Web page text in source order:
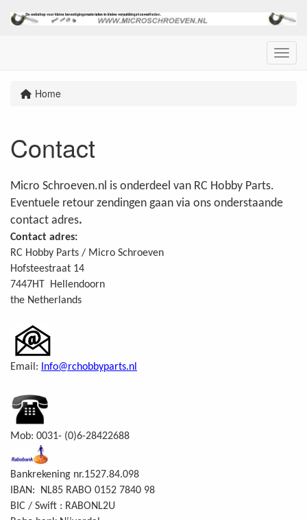
Menu
Home
Contact
Micro Schroeven.nl is onderdeel van RC Hobby Parts.
Eventuele retour zendingen gaan via ons onderstaande
contact adres.
Contact adres:
RC Hobby Parts / Micro Schroeven
Hofsteestraat 14
7447HT Hellendoorn
the Netherlands
Email: Info@rchobbyparts.nl
Mob: 0031- (0)6-28422688
Bankrekening nr.1527.84.098
IBAN: NL85 RABO 0152 7840 98
BIC / Swift : RABONL2U